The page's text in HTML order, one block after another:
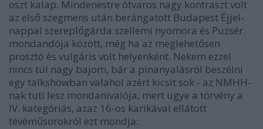
oszt kalap. Mindenestre ótvaros nagy kontraszt volt
az első szegmens után berángatott Budapest Éjjel-
nappal szereplőgárda szellemi nyomora és Puzsér
mondandója között, még ha az meglehetősen
prosztó és vulgáris volt helyenként. Nekem ezzel
nincs túl nagy bajom, bár a pinanyalásról beszélni
egy talkshowban valahol azért kicsit sok - az NMHH-
nak tuti lesz mondanivalója, mert ugye a törvény a
IV. kategóriás, azaz 16-os karikával ellátott
tévéműsorokról ezt mondja: